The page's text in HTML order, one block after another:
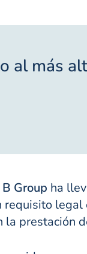
al más
Group ha
requisito
la prestación